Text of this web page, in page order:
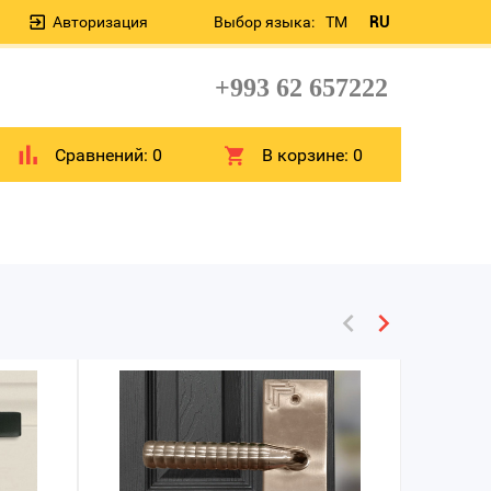
Выбор языка: TM RU
Авторизация
+993 62 657222
Сравнений: 0 В корзине:0